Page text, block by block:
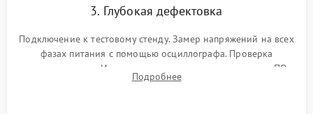
3. Глубокая дефектовка
Подключение к тестовому стенду. Замер напряжений на всех
фазах питания с помощью осциллографа. Проверка
инициализации. Использование специализированного ПО
MATS
Подробнее